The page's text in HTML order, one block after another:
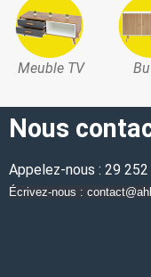
Meuble TV
Nous
Appelez-nous : 29
Écrivez-nous :